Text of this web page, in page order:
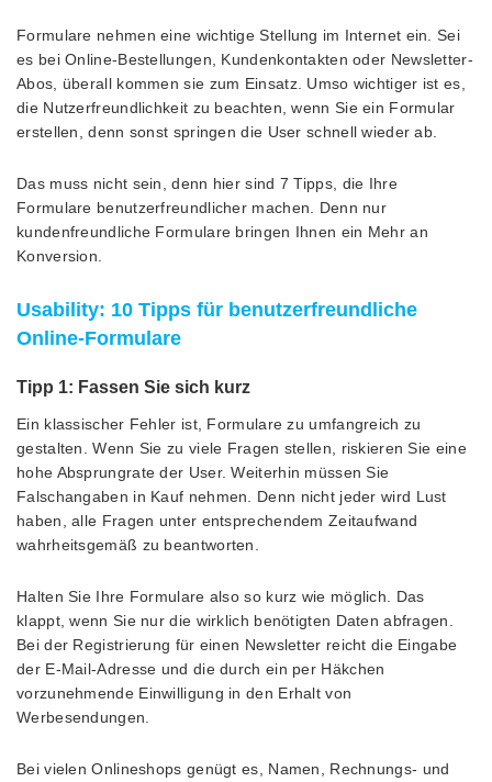
Formulare nehmen eine wichtige Stellung im Internet ein. Sei
es bei Online-Bestellungen, Kundenkontakten oder Newsletter-
Abos, überall kommen sie zum Einsatz. Umso wichtiger ist es,
die Nutzerfreundlichkeit zu beachten, wenn Sie ein Formular
erstellen, denn sonst springen die User schnell wieder ab.
Das muss nicht sein, denn hier sind 7 Tipps, die Ihre
Formulare benutzerfreundlicher machen. Denn nur
kundenfreundliche Formulare bringen Ihnen ein Mehr an
Konversion.
Usability: 10 Tipps für benutzerfreundliche
Online-Formulare
Tipp 1: Fassen Sie sich kurz
Ein klassischer Fehler ist, Formulare zu umfangreich zu
gestalten. Wenn Sie zu viele Fragen stellen, riskieren Sie eine
hohe Absprungrate der User. Weiterhin müssen Sie
Falschangaben in Kauf nehmen. Denn nicht jeder wird Lust
haben, alle Fragen unter entsprechendem Zeitaufwand
wahrheitsgemäß zu beantworten.
Halten Sie Ihre Formulare also so kurz wie möglich. Das
klappt, wenn Sie nur die wirklich benötigten Daten abfragen.
Bei der Registrierung für einen Newsletter reicht die Eingabe
der E-Mail-Adresse und die durch ein per Häkchen
vorzunehmende Einwilligung in den Erhalt von
Werbesendungen.
Bei vielen Onlineshops genügt es, Namen, Rechnungs- und